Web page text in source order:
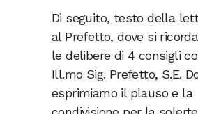
Di seguito, testo della
al Prefetto, dove si
le delibere di 4 consigli
Ill.mo Sig. Prefetto, S.E.
esprimiamo il plauso e la